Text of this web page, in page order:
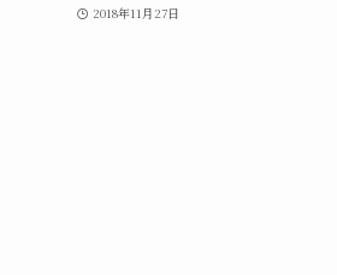
2018年11月27日